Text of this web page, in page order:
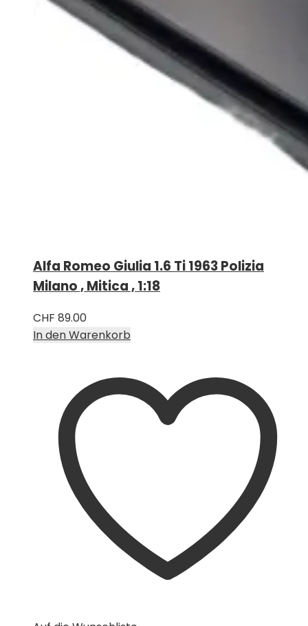
Alfa Romeo Giulia 1.6 Ti 1963 Polizia
Milano , Mitica , 1:18
CHF 89.00
In den Warenkorb